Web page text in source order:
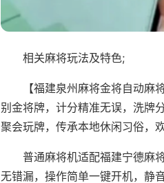
相关麻将玩法及特色;
【福建泉州麻将金将自动
别金将牌，计分精准无误，洗牌
聚会玩牌，传承本地休闲习俗，欢
普通麻将机适配福建宁德麻
无错漏，操作简单一键开机，静